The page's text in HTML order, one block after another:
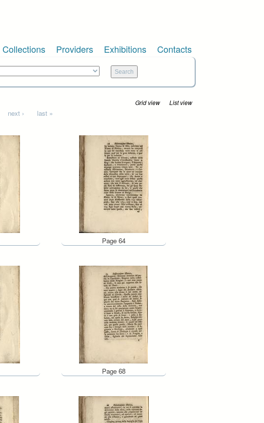
Collections Providers Exhibitions Contacts
Grid view List view
next › last »
Page 64
Page 68